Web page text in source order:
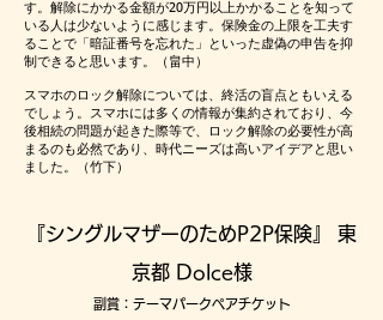
す。解除にかかる金額が20万円以上かかることを知って
いる人は少ないように感じます。保険金の上限を工夫す
ることで「暗証番号を忘れた」といった虚偽の申告を抑
制できると思います。（畠中）
スマホのロック解除については、終活の盲点ともいえる
でしょう。スマホには多くの情報が集約されており、今
後相続の問題が起きた際等で、ロック解除の必要性が高
まるのも必然であり、時代ニーズは高いアイデアと思い
ました。（竹下）
『シングルマザーのためP2P保険』 東
京都 Dolce様
副賞： テーマパークペアチケット